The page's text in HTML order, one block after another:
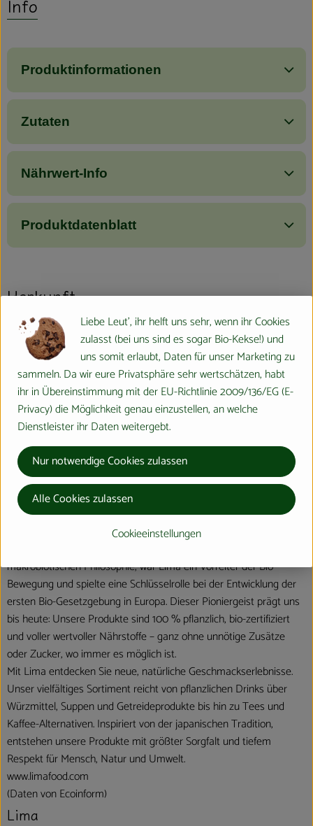
Info
Produktinformationen
Zutaten
Nährwert-Info
Produktdatenblatt
Herkunft
Hersteller: Lima
Vereinigten Staaten
Lima BV
Office Arena
B 9000 Gent
Seit über 65 Jahren steht Lima für natürliche, pflanzenbasierte
Ernährung, die nicht nur Ihnen guttut, sondern auch unserem
makrobiotischen Philosophie, war Lima ein Vorreiter der Bio-
Bewegung und spielte eine Schlüsselrolle bei der Entwicklung der
ersten Bio-Gesetzgebung in Europa. Dieser Pioniergeist prägt uns
bis heute: Unsere Produkte sind 100 % pflanzlich, bio-zertifiziert
und voller wertvoller Nährstoffe – ganz ohne unnötige Zusätze
oder Zucker, wo immer es möglich ist.
Mit Lima entdecken Sie neue, natürliche Geschmackserlebnisse.
Unser vielfältiges Sortiment reicht von pflanzlichen Drinks über
Würzmittel, Suppen und Getreideprodukte bis hin zu Tees und
Kaffee-Alternativen. Inspiriert von der japanischen Tradition,
entstehen unsere Produkte mit größter Sorgfalt und tiefem
Respekt für Mensch, Natur und Umwelt.
www.limafood.com
(Daten von Ecoinform)
Lima
Liebe Leut', ihr helft uns sehr, wenn ihr Cookies
zulasst (bei uns sind es sogar Bio-Kekse!) und
uns somit erlaubt, Daten für unser Marketing zu
sammeln. Da wir eure Privatsphäre sehr wertschätzen, habt
ihr in Übereinstimmung mit der EU-Richtlinie 2009/136/EG (E-
Privacy) die Möglichkeit genau einzustellen, an welche
Dienstleister ihr Daten weitergebt.
Cookieeinstellungen
Nur notwendige Cookies zulassen
Alle Cookies zulassen